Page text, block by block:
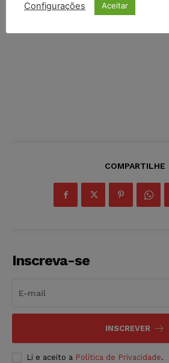
COMPARTILHE
Inscreva-se
INSCREVER
Li e aceito a Política de Privacidade.
Configurações Aceitar